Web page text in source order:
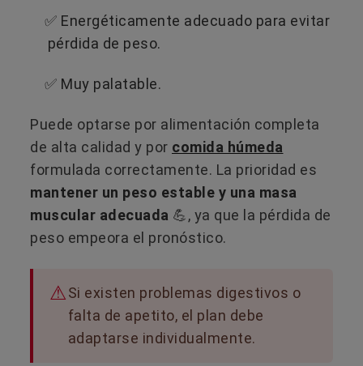
✅​ Energéticamente adecuado para evitar
pérdida de peso.
✅​ Muy palatable.
Puede optarse por alimentación completa
de alta calidad y por comida húmeda
formulada correctamente. La prioridad es
mantener un peso estable y una masa
muscular adecuada 💪, ya que la pérdida de
peso empeora el pronóstico.
Si existen problemas digestivos o
falta de apetito, el plan debe
adaptarse individualmente.